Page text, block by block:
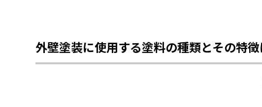
外壁塗装に使用する塗料の種類とその特